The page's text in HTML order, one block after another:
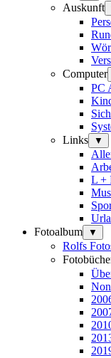
Auskunft
Computer
PC
Links
▼
L +
Fotoalbum
▼
Rolfs